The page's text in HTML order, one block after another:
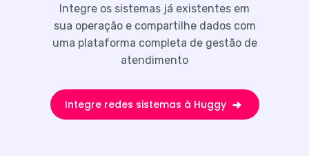
Integre os sistemas já existentes em
sua operação e compartilhe dados com
uma plataforma completa de gestão de
atendimento
Integre redes sistemas à Huggy